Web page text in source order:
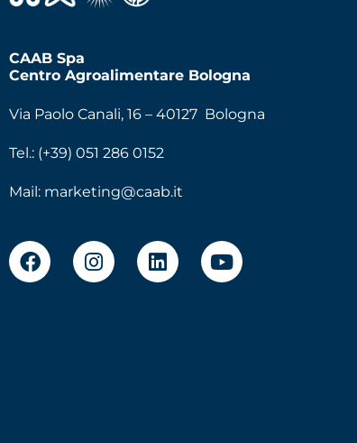
CAAB Spa
Centro Agroalimentare Bologna
Via Paolo Canali, 16 – 40127 Bologna
Tel.: (+39) 051 286 0152
Mail: marketing@caab.it